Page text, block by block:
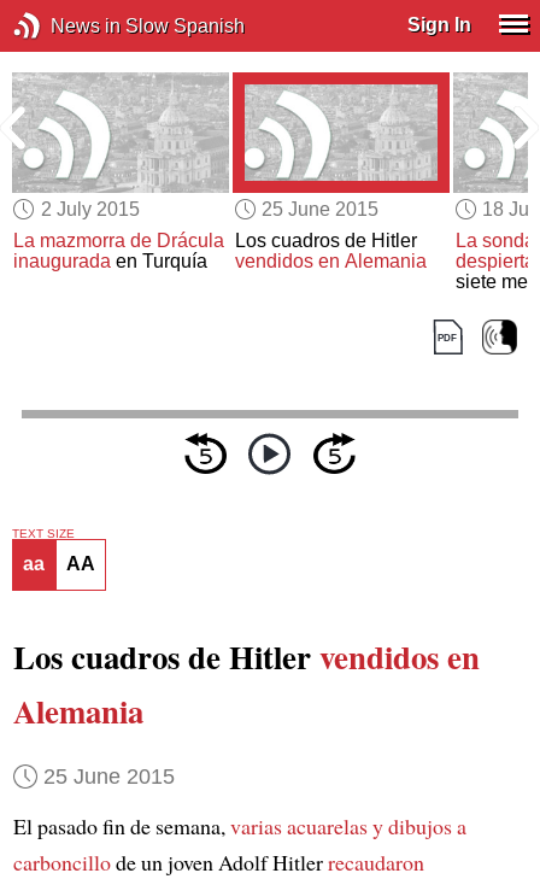
News in Slow Spanish Sign In
2 July 2015
La mazmorra de Drácula
inaugurada en Turquía
25 June 2015
Los cuadros de Hitler
vendidos en Alemania
18
La
despierta
siete
TEXT SIZE
aa AA
Los cuadros de Hitlervendidos en
Alemania
25 June 2015
El pasado fin de semana,varias acuarelas y dibujos a
carboncillode un joven Adolf Hitlerrecaudaron